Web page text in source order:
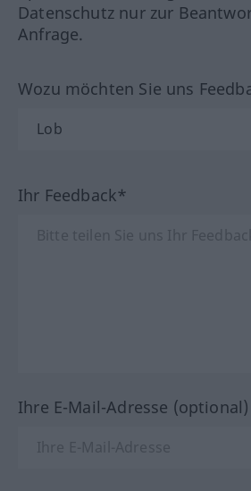
Datenschutz nur zur
Anfrage.
Wozu möchten Sie uns
Ihr Feedback*
Ihre E-Mail-Adresse (optional)